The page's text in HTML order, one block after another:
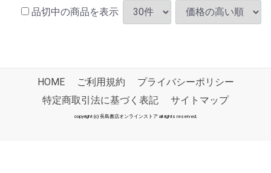
品切中の商品を表示
HOME ご利用規約
プライバシーポリシー
特定商取引法に基づく表記
サイトマップ
copyright (c) 長島書店オンラインストア all rights reserved.